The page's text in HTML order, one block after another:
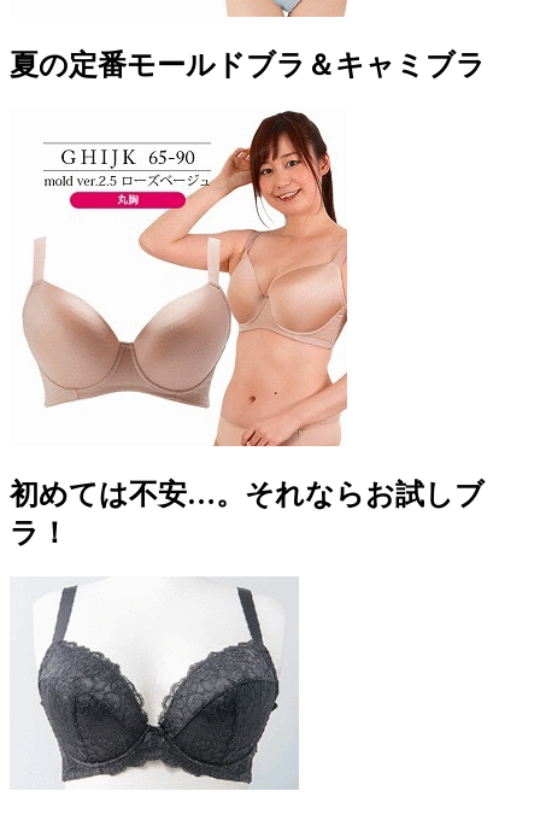
夏の定番モールドブラ＆キャミブラ
初めては不安…。それならお試しブ
ラ！